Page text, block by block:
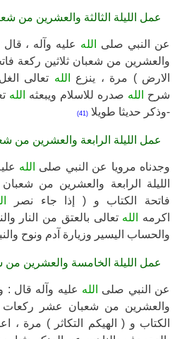
عمل الليلة الثالثة والعشرين من
عن النبي صلى الله عليه وآله ،
والعشرين من شعبان ثلاثين ركعة
الارض ) مرة ، ينزع
الله تعالى
شرح
الله صدره للاسلام ويبعثه الله
-وذكر حديثا طويلا (41)
عمل الليلة الرابعة والعشرين من
وجدناه مرويا عن النبي صلى الله
الليلة الرابعة والعشرين من
فاتحة الكتاب و ( إذا جاء نصر
اكرمه
الله تعالى بالعتق من النار
والحساب اليسير وزيارة آدم ونوح
عمل الليلة الخامسة والعشرين من
عن النبي صلى الله عليه وآله قال
والعشرين من شعبان عشر ركعات
الكتاب و ( الهيكم التكاثر ) مرة ،